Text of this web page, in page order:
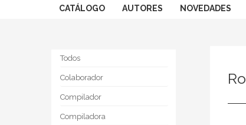
CATÁLOGO AUTORES NOVEDADES
Todos
Colaborador
Compilador
Compiladora